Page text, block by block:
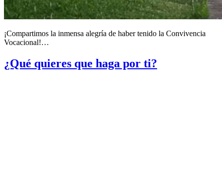
¡Compartimos la inmensa alegría de haber tenido la Convivencia
Vocacional!…
¿Qué quieres que haga por ti?